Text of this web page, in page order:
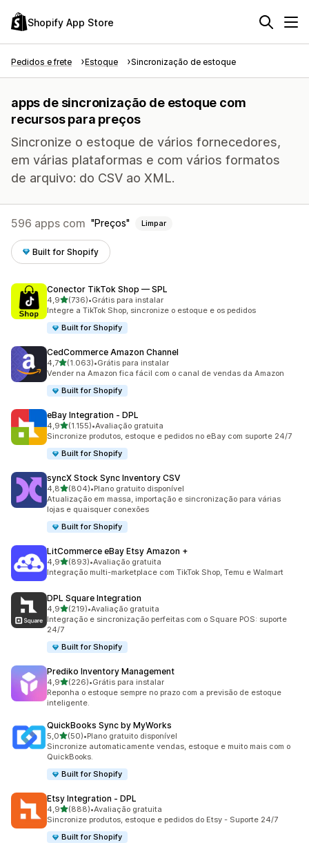
Shopify App Store
Pedidos e frete Estoque Sincronização de estoque
apps de sincronização de estoque com
recursos para preços
Sincronize o estoque de vários fornecedores,
em várias plataformas e com vários formatos
de arquivo: do CSV ao XML.
596 apps com Preços Limpar
Built for Shopify
Conector TikTok Shop — SPL
4,9de 5 estrelas
(736)
736 avaliações ao todo
•Grátis para instalar
Integre a TikTok Shop, sincronize o estoque e os pedidos
Built for Shopify
CedCommerce Amazon Channel
4,7de 5 estrelas
(1.063)
1063 avaliações ao todo
•Grátis para instalar
Vender na Amazon fica fácil com o canal de vendas da Amazon
Built for Shopify
eBay Integration ‑ DPL
4,9de 5 estrelas
(1.155)
1155 avaliações ao todo
•Avaliação gratuita
Sincronize produtos, estoque e pedidos no eBay com suporte 24/7
Built for Shopify
syncX Stock Sync Inventory CSV
4,8de 5 estrelas
(804)
804 avaliações ao todo
•Plano gratuito disponível
Atualização em massa, importação e sincronização para várias
lojas e quaisquer conexões
Built for Shopify
LitCommerce eBay Etsy Amazon +
4,9de 5 estrelas
(893)
893 avaliações ao todo
•Avaliação gratuita
Integração multi-marketplace com TikTok Shop, Temu e Walmart
DPL Square Integration
4,9de 5 estrelas
(219)
219 avaliações ao todo
•Avaliação gratuita
Integração e sincronização perfeitas com o Square POS: suporte
24/7
Built for Shopify
Prediko Inventory Management
4,9de 5 estrelas
(226)
226 avaliações ao todo
•Grátis para instalar
Reponha o estoque sempre no prazo com a previsão de estoque
inteligente.
QuickBooks Sync by MyWorks
5,0de 5 estrelas
(50)
50 avaliações ao todo
•Plano gratuito disponível
Sincronize automaticamente vendas, estoque e muito mais com o
QuickBooks.
Built for Shopify
Etsy Integration ‑ DPL
4,9de 5 estrelas
(888)
888 avaliações ao todo
•Avaliação gratuita
Sincronize produtos, estoque e pedidos do Etsy - Suporte 24/7
Built for Shopify